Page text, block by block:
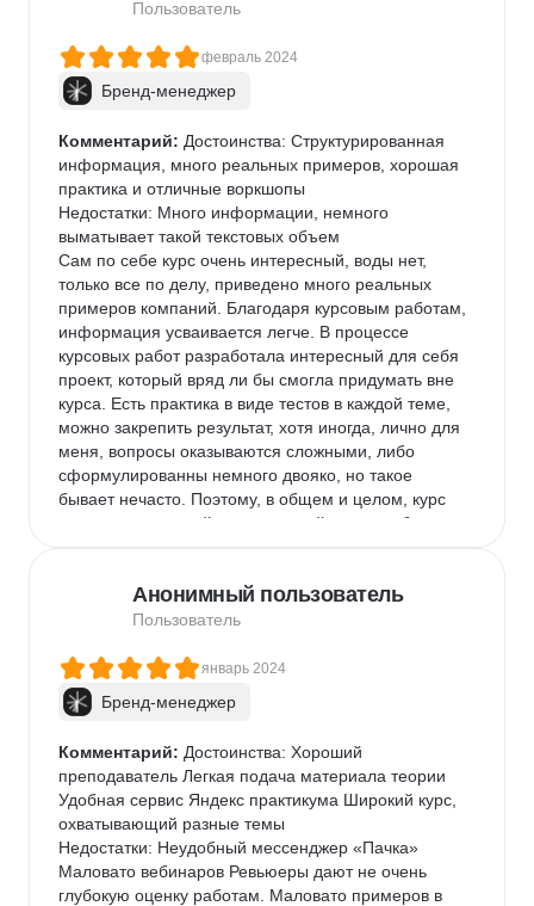
них. По вопросу технического отдела я обращался
к куратору, который мне отвечал.
дальше тут обучаться по другим направлениям.
Пользователь
февраль 2024
Бренд-менеджер
Комментарий: Достоинства: Структурированная
информация, много реальных примеров, хорошая
практика и отличные воркшопы
Недостатки: Много информации, немного
выматывает такой текстовых объем
Сам по себе курс очень интересный, воды нет,
только все по делу, приведено много реальных
примеров компаний. Благодаря курсовым работам,
информация усваивается легче. В процессе
курсовых работ разработала интересный для себя
проект, который вряд ли бы смогла придумать вне
курса. Есть практика в виде тестов в каждой теме,
можно закрепить результат, хотя иногда, лично для
меня, вопросы оказываются сложными, либо
сформулированны немного двояко, но такое
бывает нечасто. Поэтому, в общем и целом, курс
очень насыщенный и интересный, я для себя
Очень интересно проходят воркшопы, наставник
приятный и эмпатичный:) отвечает на все вопросы
Но, лично для меня, информации оказалось
слишком много. Курс немного вымотал меня под
Достаточно трудно весь курс читать. Иногда прям
сильно не хватает хотя бы какую-то информацию
получать в виде видеоуроков. Есть ощущение, что
либо я не рассчитало свои силы на прохождение
курса, либо информации и правда очень много,
которую трудно всю усвоить сразу.
Анонимный пользователь
Пользователь
январь 2024
Бренд-менеджер
Комментарий: Достоинства: Хороший
преподаватель Легкая подача материала теории
Удобная сервис Яндекс практикума Широкий курс,
охватывающий разные темы
Недостатки: Неудобный мессенджер «Пачка»
Маловато вебинаров Ревьюеры дают не очень
глубокую оценку работам. Маловато примеров в